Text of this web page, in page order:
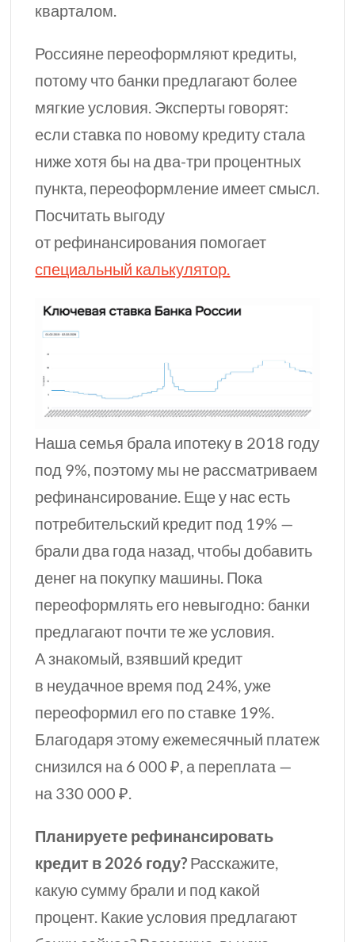
кварталом.
Россияне переоформляют кредиты,
потому что банки предлагают более
мягкие условия. Эксперты говорят:
если ставка по новому кредиту стала
нижехотя бы надва-три процентных
пункта, переоформление имеет смысл.
Посчитать выгоду
от рефинансирования помогает
специальный калькулятор.
Наша семья брала ипотеку в 2018 году
под 9%, поэтому мы не рассматриваем
рефинансирование. Еще у нас есть
потребительский кредит под 19% —
брали два года назад, чтобы добавить
денег на покупку машины. Пока
переоформлять его невыгодно: банки
предлагают почтите жеусловия.
А знакомый, взявший кредит
в неудачное время под 24%, уже
переоформил его по ставке 19%.
Благодаря этому ежемесячный платеж
снизился на 6 000 ₽, а переплата —
на 330 000 ₽.
Планируете рефинансировать
кредит в 2026 году? Расскажите,
какую сумму брали и под какой
процент. Какие условия предлагают